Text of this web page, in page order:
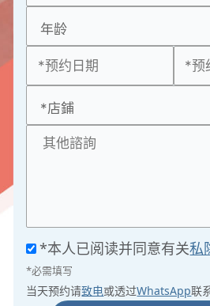
*本人已阅读并同意有关私
*必需填写
当天预约请致电或透过WhatsApp联